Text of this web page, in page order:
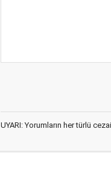
UYARI: Yorumların her türlü